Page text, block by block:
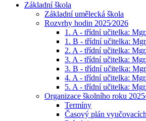
Základní škola
Základní umělecká škola
Rozvrhy hodin 2025⁄2026
1. A - třídní učitelka:
1. B - třídní učitelka:
2. A - třídní učitelka:
3. A - třídní učitelka:
3. B - třídní učitelka:
4. A - třídní učitelka:
5. A - třídní učitelka:
Organizace školního roku
Termíny
Časový plán